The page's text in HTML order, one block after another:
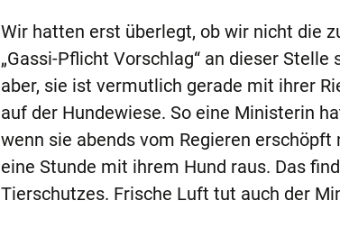
Wir hatten erst überlegt, ob wir nicht die
„Gassi-Pflicht Vorschlag“ an dieser
aber, sie ist vermutlich gerade mit ihrer
auf der Hundewiese. So eine Ministerin
wenn sie abends vom Regieren
eine Stunde mit ihrem Hund raus. Das
Tierschutzes. Frische Luft tut auch der